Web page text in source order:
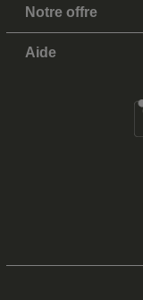
Notre offre
Aide